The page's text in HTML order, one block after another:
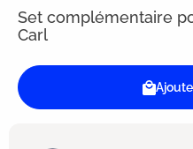
Set complémentaire
Carl